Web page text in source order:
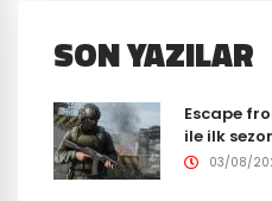
SON YAZILAR
Escape
ile ilk
03/08/